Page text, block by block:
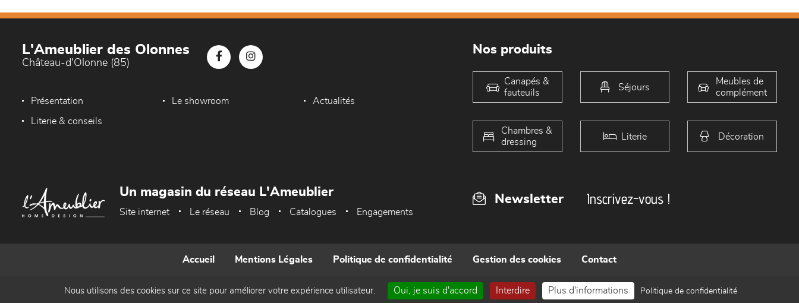
L'Ameublier des Olonnes
Château-d'Olonne (85)
Présentation Le showroom Actualités
Literie & conseils
Nos produits
Canapés &
fauteuils
Séjours
Meubles de
complément
Chambres &
dressing
Literie Décoration
Newsletter Inscrivez-vous !
Un magasin du réseau L'Ameublier
Site internet Le réseau Blog Catalogues Engagements
Accueil Mentions Légales Politique de confidentialité Gestion des cookies Contact
Réalisé par WEB Enseignes
Nous utilisons des cookies sur ce site pour améliorer votre expérience utilisateur. Oui, je suis d'accord Interdire Plus d'informations Politique de confidentialité